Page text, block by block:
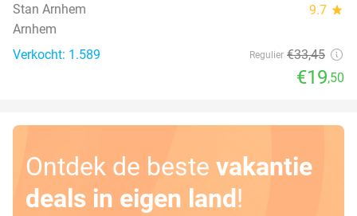
Stan Arnhem 9.7 star
Arnhem
Verkocht: 1.589
Regulier €33,45
€19,50
Ontdek de beste vakantie
deals in eigen land!